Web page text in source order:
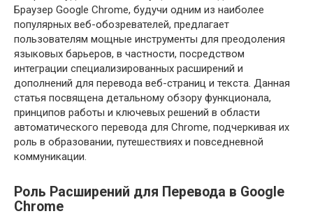
Браузер Google Chrome, будучи одним из наиболее
популярных веб-обозревателей, предлагает
пользователям мощные инструменты для преодоления
языковых барьеров, в частности, посредством
интеграции специализированных расширений и
дополнений для перевода веб-страниц и текста. Данная
статья посвящена детальному обзору функционала,
принципов работы и ключевых решений в области
автоматического перевода для Chrome, подчеркивая их
роль в образовании, путешествиях и повседневной
коммуникации.
Роль Расширений для Перевода в Google
Chrome